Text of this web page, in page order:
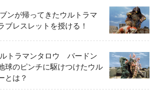
ンが帰ってきたウルトラマ
ブレスレットを授ける！
トラマンタロウ バードン
のピンチに駆けつけたウル
とは？